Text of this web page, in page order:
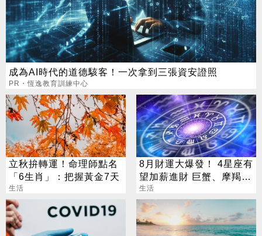
成為AI時代的道德駭客！一次拿到三張資安證照
PR・恆逸教育訓練中心
立秋拚轉運！命理師點名
「6生肖」：把握黃金7天
生活
8月財運大爆發！ 4星座有
望加薪進財 巨蟹、摩羯最
有感
生活